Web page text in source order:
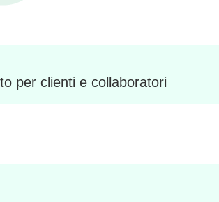
per clienti e collaboratori